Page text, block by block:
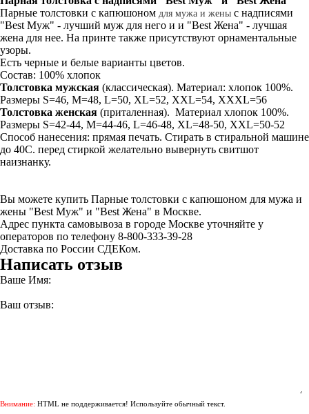
Парные толстовки с капюшоном для мужа и жены с надписями
"Best Муж" - лучший муж для него и и "Best Жена" - лучшая
жена для нее. На принте также присутствуют орнаментальные
узоры.
Есть черные и белые варианты цветов.
Состав: 100% хлопок
Толстовка мужская (классическая). Материал: хлопок 100%.
Размеры S=46, M=48, L=50, XL=52, XXL=54, XXXL=56
Толстовка женская (приталенная). Материал хлопок 100%.
Размеры S=42-44, M=44-46, L=46-48, XL=48-50, XXL=50-52
Способ нанесения: прямая печать. Стирать в стиральной машине
до 40С. перед стиркой желательно вывернуть свитшот
наизнанку.
Вы можете купить Парные толстовки с капюшоном для мужа и
жены "Best Муж" и "Best Жена" в Москве.
Адрес пункта самовывоза в городе Москве уточняйте у
операторов по телефону 8-800-333-39-28
Доставка по России СДЕКом.
Написать отзыв
Ваше Имя:
Ваш отзыв:
Внимание: HTML не поддерживается! Используйте обычный текст.